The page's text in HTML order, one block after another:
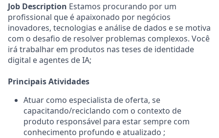
Job Description Estamos procurando por um
profissional que é apaixonado por negócios
inovadores, tecnologias e análise de dados e se motiva
com o desafio de resolver problemas complexos. Você
irá trabalhar em produtos nas teses de identidade
digital e agentes de IA;
Principais Atividades
Atuar como especialista de oferta, se
capacitando/reciclando com o contexto de
produto responsável para estar sempre com
conhecimento profundo e atualizado ;